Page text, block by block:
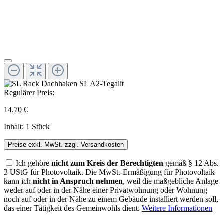
Regulärer Preis:
14,70 €
Inhalt: 1 Stück
Preise exkl. MwSt. zzgl. Versandkosten
Ich gehöre nicht zum Kreis der Berechtigten gemäß § 12 Abs.
3 UStG für Photovoltaik. Die MwSt.-Ermäßigung für Photovoltaik
kann ich nicht in Anspruch nehmen, weil die maßgebliche Anlage
weder auf oder in der Nähe einer Privatwohnung oder Wohnung
noch auf oder in der Nähe zu einem Gebäude installiert werden soll,
das einer Tätigkeit des Gemeinwohls dient. Weitere Informationen